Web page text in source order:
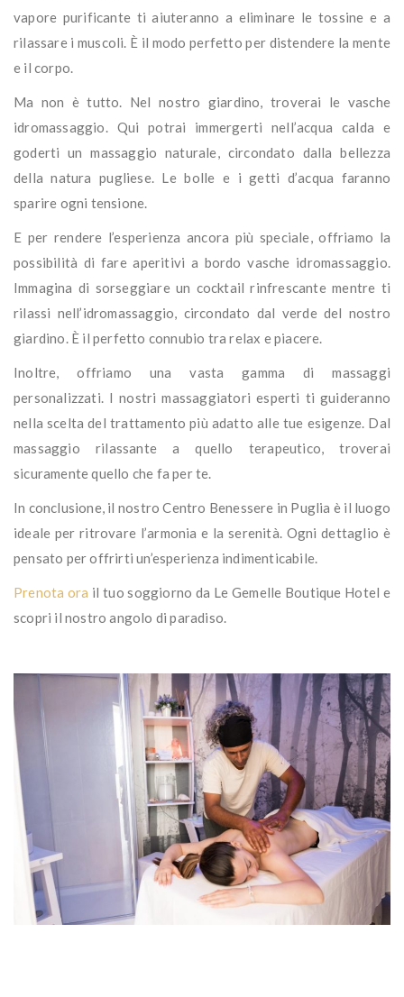
vapore purificante ti aiuteranno a eliminare le tossine e a
rilassare i muscoli. È il modo perfetto per distendere la mente
e il corpo.
Ma non è tutto. Nel nostro giardino, troverai le vasche
idromassaggio. Qui potrai immergerti nell’acqua calda e
goderti un massaggio naturale, circondato dalla bellezza
della natura pugliese. Le bolle e i getti d’acqua faranno
sparire ogni tensione.
E per rendere l’esperienza ancora più speciale, offriamo la
possibilità di fare aperitivi a bordo vasche idromassaggio.
Immagina di sorseggiare un cocktail rinfrescante mentre ti
rilassi nell’idromassaggio, circondato dal verde del nostro
giardino. È il perfetto connubio tra relax e piacere.
Inoltre, offriamo una vasta gamma di massaggi
personalizzati. I nostri massaggiatori esperti ti guideranno
nella scelta del trattamento più adatto alle tue esigenze. Dal
massaggio rilassante a quello terapeutico, troverai
sicuramente quello che fa per te.
In conclusione, il nostro Centro Benessere in Puglia è il luogo
ideale per ritrovare l’armonia e la serenità. Ogni dettaglio è
pensato per offrirti un’esperienza indimenticabile.
Prenota ora il tuo soggiorno da Le Gemelle Boutique Hotel e
scopri il nostro angolo di paradiso.